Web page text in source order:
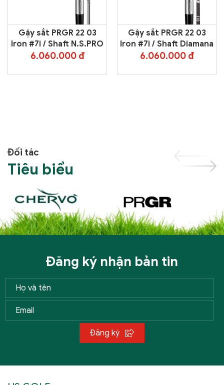
Gậy sắt PRGR 22 03
Iron #7i / Shaft N.S.PRO
6.060.000 đ
Gậy sắt PRGR 22 03
Iron #7i / Shaft Diamana
6.060.000 đ
Đối tác
Tiêu biểu
Đăng ký nhận bản tin
Đăng ký